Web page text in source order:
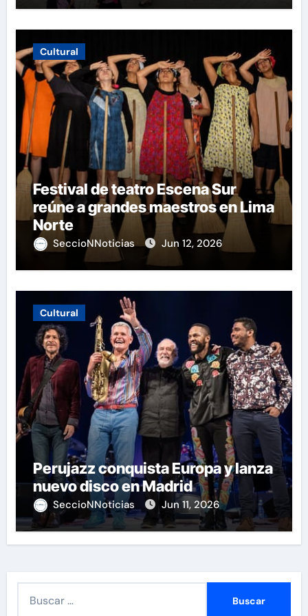
Cultural
Festival de teatro Escena Sur
reúne a grandes maestros en Lima
Norte
SeccioNNoticias Jun 12, 2026
Cultural
Perujazz conquista Europa y lanza
nuevo disco en Madrid
SeccioNNoticias Jun 11, 2026